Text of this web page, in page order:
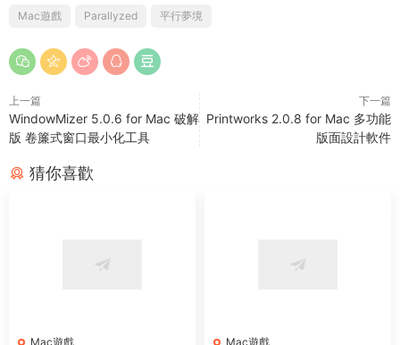
Mac遊戲 Parallyzed 平行夢境
上一篇
WindowMizer 5.0.6 for Mac 破解
版 卷簾式窗口最小化工具
下一篇
Printworks 2.0.8 for Mac 多功能
版面設計軟件
猜你喜歡
Mac遊戲 Mac遊戲